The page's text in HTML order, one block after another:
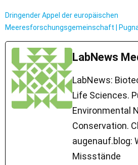
Dringender Appel der europäischen
Meeresforschungsgemeinschaft |
LabNews
LabNews:
Life Sciences.
Environmental
Conservation.
augenauf.blog:
Missstände